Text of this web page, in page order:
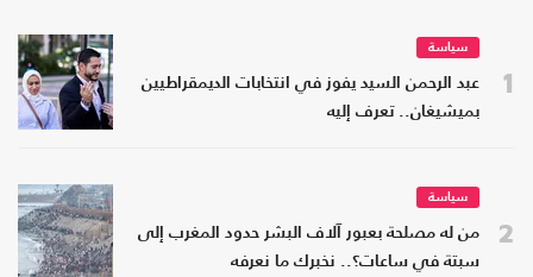
1
سياسة
عبد الرحمن السيد يفوز في انتخابات الديمقراطيين
بميشيغان.. تعرف إليه
2
سياسة
من له مصلحة بعبور آلاف البشر حدود المغرب إلى
سبتة في ساعات؟.. نخبرك ما نعرفه